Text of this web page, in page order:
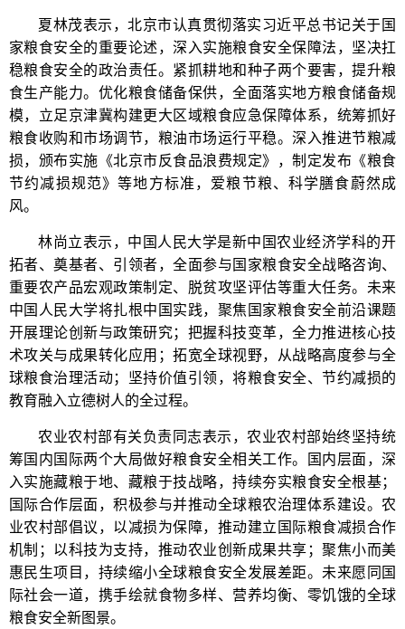
夏林茂表示，北京市认真贯彻落实习近平总书记关于国
家粮食安全的重要论述，深入实施粮食安全保障法，坚决扛
稳粮食安全的政治责任。紧抓耕地和种子两个要害，提升粮
食生产能力。优化粮食储备保供，全面落实地方粮食储备规
模，立足京津冀构建更大区域粮食应急保障体系，统筹抓好
粮食收购和市场调节，粮油市场运行平稳。深入推进节粮减
损，颁布实施《北京市反食品浪费规定》，制定发布《粮食
节约减损规范》等地方标准，爱粮节粮、科学膳食蔚然成
风。
林尚立表示，中国人民大学是新中国农业经济学科的开
拓者、奠基者、引领者，全面参与国家粮食安全战略咨询、
重要农产品宏观政策制定、脱贫攻坚评估等重大任务。未来
中国人民大学将扎根中国实践，聚焦国家粮食安全前沿课题
开展理论创新与政策研究；把握科技变革，全力推进核心技
术攻关与成果转化应用；拓宽全球视野，从战略高度参与全
球粮食治理活动；坚持价值引领，将粮食安全、节约减损的
教育融入立德树人的全过程。
农业农村部有关负责同志表示，农业农村部始终坚持统
筹国内国际两个大局做好粮食安全相关工作。国内层面，深
入实施藏粮于地、藏粮于技战略，持续夯实粮食安全根基；
国际合作层面，积极参与并推动全球粮农治理体系建设。农
业农村部倡议，以减损为保障，推动建立国际粮食减损合作
机制；以科技为支持，推动农业创新成果共享；聚焦小而美
惠民生项目，持续缩小全球粮食安全发展差距。未来愿同国
际社会一道，携手绘就食物多样、营养均衡、零饥饿的全球
粮食安全新图景。